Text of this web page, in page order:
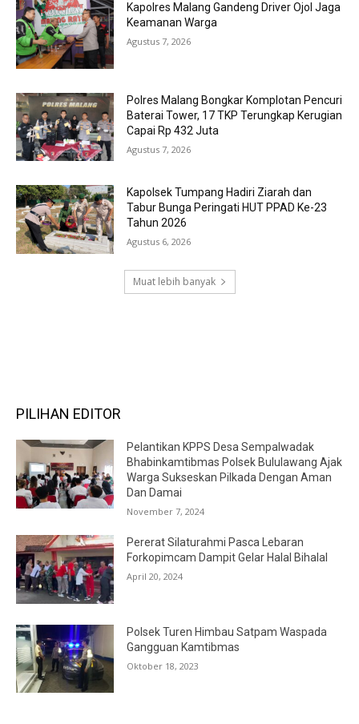
Kapolres Malang Gandeng Driver Ojol Jaga
Keamanan Warga
Agustus 7, 2026
Polres Malang Bongkar Komplotan Pencuri
Baterai Tower, 17 TKP Terungkap Kerugian
Capai Rp 432 Juta
Agustus 7, 2026
Kapolsek Tumpang Hadiri Ziarah dan
Tabur Bunga Peringati HUT PPAD Ke-23
Tahun 2026
Agustus 6, 2026
Muat lebih banyak
PILIHAN EDITOR
Pelantikan KPPS Desa Sempalwadak
Bhabinkamtibmas Polsek Bululawang Ajak
Warga Sukseskan Pilkada Dengan Aman
Dan Damai
November 7, 2024
Pererat Silaturahmi Pasca Lebaran
Forkopimcam Dampit Gelar Halal Bihalal
April 20, 2024
Polsek Turen Himbau Satpam Waspada
Gangguan Kamtibmas
Oktober 18, 2023